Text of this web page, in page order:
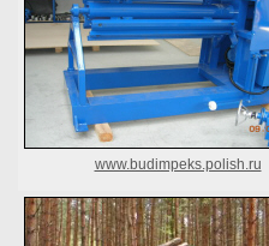
www.budimpeks.polish.ru